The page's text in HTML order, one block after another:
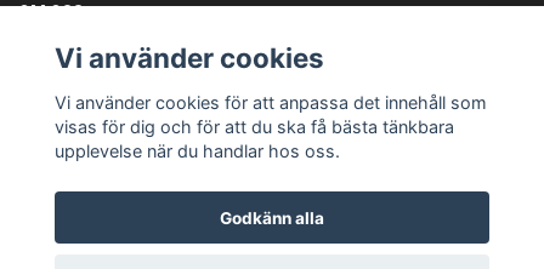
OM OSS
ANMÄL DIG TILL VÅRT NYHETSBREV
Prenumerera
Vi använder cookies
Vi använder cookies för att anpassa det innehåll som
visas för dig och för att du ska få bästa tänkbara
upplevelse när du handlar hos oss.
Godkänn alla